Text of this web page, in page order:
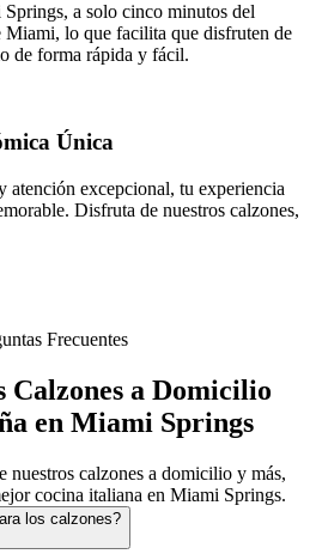
a solo cinco minutos del
lo que facilita que disfruten de
de forma rápida y fácil.
Única
atención excepcional, tu experiencia
Disfruta de nuestros calzones,
Frecuentes
Calzones a Domicilio
en Miami Springs
nuestros calzones a domicilio y más,
cocina italiana en Miami Springs.
los calzones?